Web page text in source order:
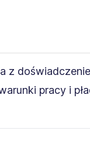
z
pracy i